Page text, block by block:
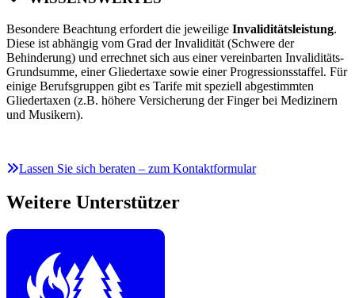
Besondere Beachtung erfordert die jeweilige Invaliditätsleistung.
Diese ist abhängig vom Grad der Invalidität (Schwere der
Behinderung) und errechnet sich aus einer vereinbarten Invaliditäts-
Grundsumme, einer Gliedertaxe sowie einer Progressionsstaffel. Für
einige Berufsgruppen gibt es Tarife mit speziell abgestimmten
Gliedertaxen (z.B. höhere Versicherung der Finger bei Medizinern
und Musikern).
Lassen Sie sich beraten – zum Kontaktformular
Weitere Unterstützer